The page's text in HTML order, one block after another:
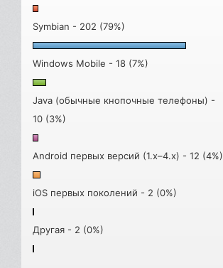
Symbian - 202 (79%)
Windows Mobile - 18 (7%)
Java (обычные кнопочные телефоны) -
10 (3%)
Android первых версий (1.x–4.x) - 12 (4%)
iOS первых поколений - 2 (0%)
Другая - 2 (0%)